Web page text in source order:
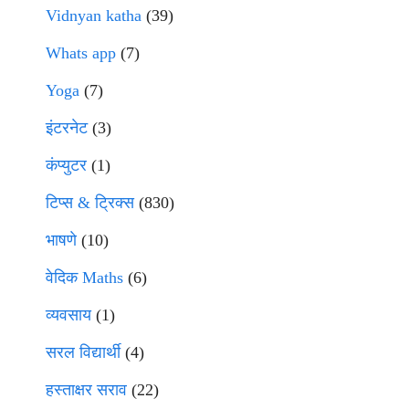
Vidnyan katha (39)
Whats app (7)
Yoga (7)
इंटरनेट(3)
कंप्युटर (1)
टिप्स & ट्रिक्स(830)
भाषणे(10)
वेदिक Maths (6)
व्यवसाय(1)
सरल विद्यार्थी(4)
हस्ताक्षर सराव (22)